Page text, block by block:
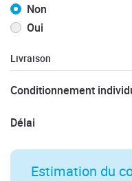
Non
Oui
Livraison
Conditionnement
Délai
Estimation du